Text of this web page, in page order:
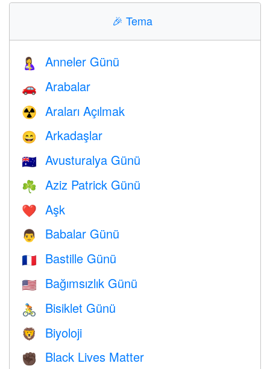
🎉 Tema
🤱 Anneler Günü
🚗 Arabalar
☢️ Araları Açılmak
😄 Arkadaşlar
🇦🇺 Avusturalya Günü
☘️ Aziz Patrick Günü
❤️️ Aşk
👨 Babalar Günü
🇫🇷 Bastille Günü
🇺🇸 Bağımsızlık Günü
🚴 Bisiklet Günü
🦁 Biyoloji
✊🏿 Black Lives Matter